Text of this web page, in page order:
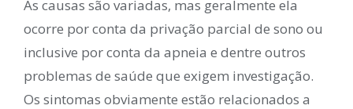
As causas são variadas, mas geralmente ela
ocorre por conta da privação parcial de sono ou
inclusive por conta da apneia e dentre outros
problemas de saúde que exigem investigação.
Os sintomas obviamente estão relacionados a